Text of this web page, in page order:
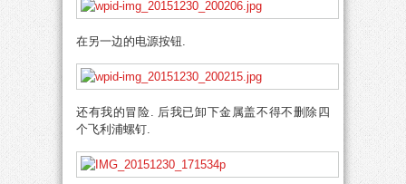
在另一边的电源按钮.
还有我的冒险. 后我已卸下金属盖不得不删除四
个飞利浦螺钉.